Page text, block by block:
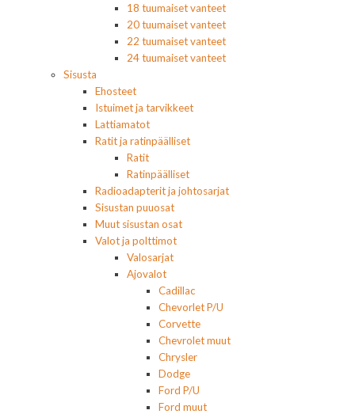
18 tuumaiset vanteet
20 tuumaiset vanteet
22 tuumaiset vanteet
24 tuumaiset vanteet
Sisusta
Ehosteet
Istuimet ja tarvikkeet
Lattiamatot
Ratit ja ratinpäälliset
Ratit
Ratinpäälliset
Radioadapterit ja johtosarjat
Sisustan puuosat
Muut sisustan osat
Valot ja polttimot
Valosarjat
Ajovalot
Cadillac
Chevorlet P/U
Corvette
Chevrolet muut
Chrysler
Dodge
Ford P/U
Ford muut